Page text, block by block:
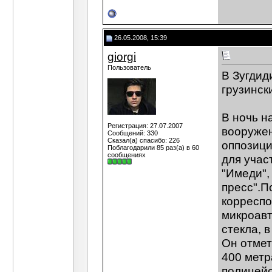
26.05.2008, 15:39
giorgi
Пользователь
Регистрация: 27.07.2007
Сообщений: 330
Сказал(а) спасибо: 226
Поблагодарили 85 раз(а) в 60
сообщениях
В
В ночь
для
"Имеди",
стекла,
Он
400